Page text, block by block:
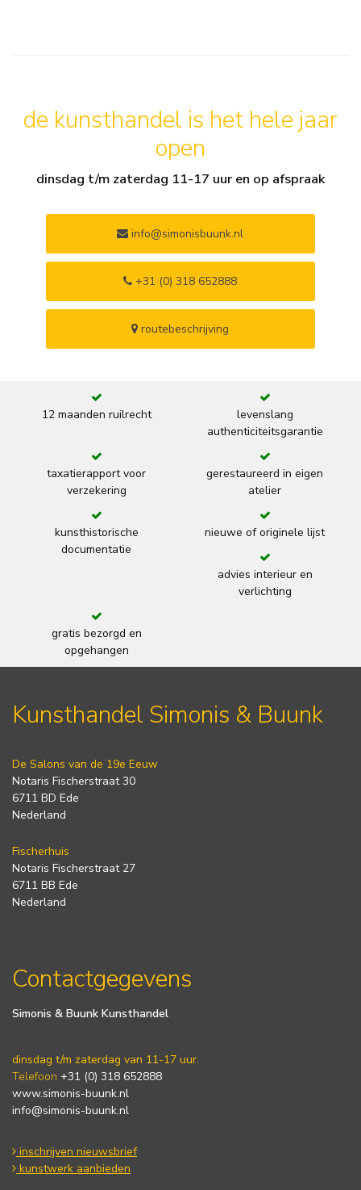
de kunsthandel is het hele jaar
open
dinsdag t/m zaterdag 11-17 uur en op afspraak
info@simonisbuunk.nl
+31 (0) 318 652888
routebeschrijving
12 maanden ruilrecht
levenslang
authenticiteitsgarantie
taxatierapport voor
verzekering
gerestaureerd in eigen
atelier
kunsthistorische
documentatie
nieuwe of originele lijst
advies interieur en
verlichting
gratis bezorgd en
opgehangen
Kunsthandel Simonis & Buunk
De Salons van de 19e Eeuw
Notaris Fischerstraat 30
6711 BD Ede
Nederland
Fischerhuis
Notaris Fischerstraat 27
6711 BB Ede
Nederland
Contactgegevens
Simonis & Buunk Kunsthandel
dinsdag t/m zaterdag van 11-17 uur.
Telefoon +31 (0) 318 652888
www.simonis-buunk.nl
info@simonis-buunk.nl
inschrijven nieuwsbrief
kunstwerk aanbieden